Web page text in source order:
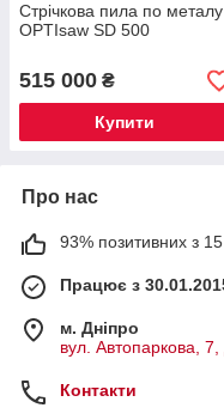
Стрічкова пила по металу
OPTIsaw SD 500
515 000 ₴
Купити
Про нас
93% позитивних з 15
Працює з
м. Дніпро
вул. Автопаркова, 7,
Контакти